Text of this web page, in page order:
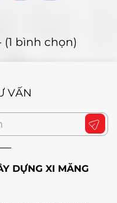
(1 bình chọn)
VẤN
DỰNG XI MĂNG